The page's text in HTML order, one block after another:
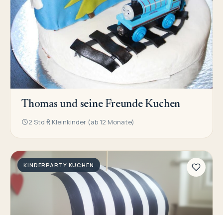
Thomas und seine Freunde Kuchen
2 Std Kleinkinder (ab 12 Monate)
KINDERPARTY KUCHEN